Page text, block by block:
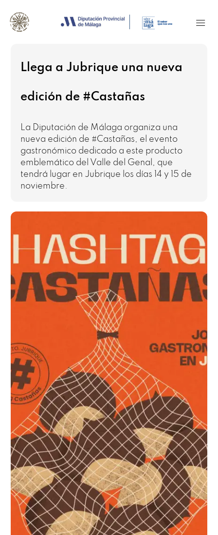
Llega a Jubrique una nueva
edición de #Castañas
La Diputación de Málaga organiza una
nueva edición de #Castañas, el evento
gastronómico dedicado a este producto
emblemático del Valle del Genal, que
tendrá lugar en Jubrique los días 14 y 15 de
noviembre.